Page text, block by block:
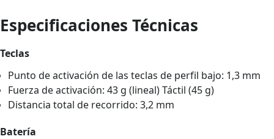
Especificaciones Técnicas
Teclas
Punto de activación de las teclas de perfil bajo: 1,3 mm
Fuerza de activación: 43 g (lineal) Táctil (45 g)
Distancia total de recorrido: 3,2 mm
Batería